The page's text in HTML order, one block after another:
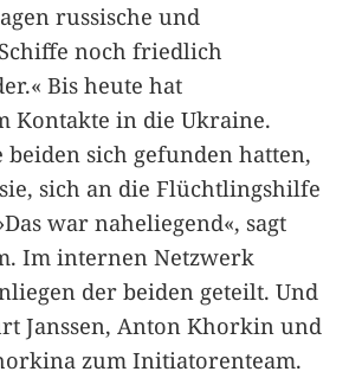
russische und
noch friedlich
Bis heute hat
Kontakte in die Ukraine.
beiden sich gefunden hatten,
sich an die Flüchtlingshilfe
war naheliegend«, sagt
Im internen Netzwerk
der beiden geteilt. Und
Janssen, Anton Khorkin und
zum Initiatorenteam.